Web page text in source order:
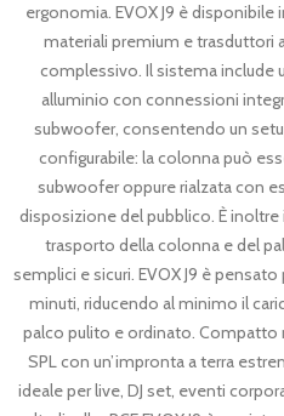
ergonomia. EVOX J9 è
materiali premium e trasduttori
complessivo. Il sistema include
alluminio con connessioni
subwoofer, consentendo un
configurabile: la colonna può
subwoofer oppure rialzata con
disposizione del pubblico. È
trasporto della colonna e del
semplici e sicuri. EVOX J9 è
minuti, riducendo al minimo il
palco pulito e ordinato. Compatto
SPL con un’impronta a terra
ideale per live, DJ set, eventi